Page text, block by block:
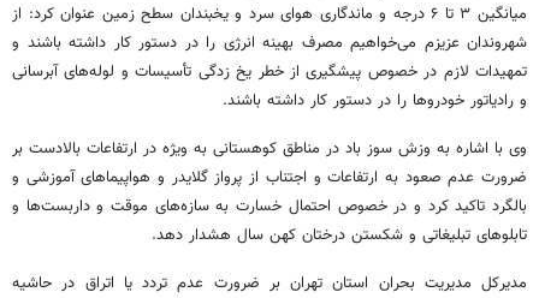
میانگین ۳ تا ۶ درجه و ماندگاری هوای سرد و یخبندان سطح زمین عنوان کرد: از
شهروندان عزیزم می‌خواهیم مصرف بهینه انرژی را در دستور کار داشته باشند و
تمهیدات لازم در خصوص پیشگیری از خطر یخ زدگی تأسیسات و لوله‌های آبرسانی
و رادیاتور خودروها را در دستور کار داشته باشند.
وی با اشاره به وزش سوز باد در مناطق کوهستانی به ویژه در ارتفاعات بالادست بر
ضرورت عدم صعود به ارتفاعات و اجتناب از پرواز گلایدر و هواپیماهای آموزشی و
بالگرد تاکید کرد و در خصوص احتمال خسارت به سازه‌های موقت و داربست‌ها و
تابلوهای تبلیغاتی و شکستن درختان کهن سال هشدار دهد.
مدیرکل مدیریت بحران استان تهران بر ضرورت عدم تردد یا اتراق در حاشیه